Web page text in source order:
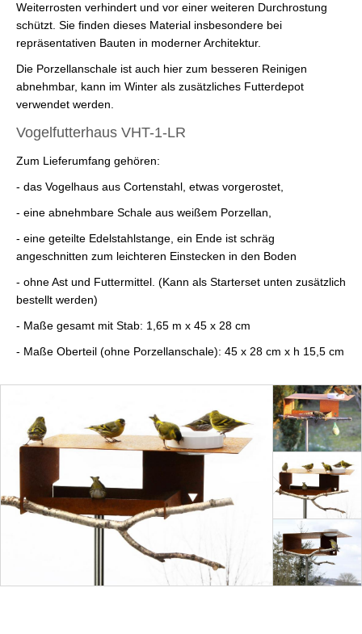
Weiterrosten verhindert und vor einer weiteren Durchrostung
schützt. Sie finden dieses Material insbesondere bei
repräsentativen Bauten in moderner Architektur.
Die Porzellanschale ist auch hier zum besseren Reinigen
abnehmbar, kann im Winter als zusätzliches Futterdepot
verwendet werden.
Vogelfutterhaus VHT-1-LR
Zum Lieferumfang gehören:
- das Vogelhaus aus Cortenstahl, etwas vorgerostet,
- eine abnehmbare Schale aus weißem Porzellan,
- eine geteilte Edelstahlstange, ein Ende ist schräg
angeschnitten zum leichteren Einstecken in den Boden
- ohne Ast und Futtermittel. (Kann als Starterset unten zusätzlich
bestellt werden)
- Maße gesamt mit Stab: 1,65 m x 45 x 28 cm
- Maße Oberteil (ohne Porzellanschale): 45 x 28 cm x h 15,5 cm